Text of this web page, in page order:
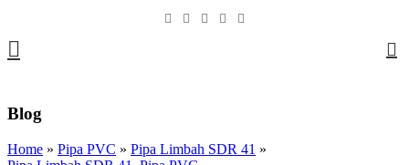
Blog
Home » Pipa PVC » Pipa Limbah SDR 41 »